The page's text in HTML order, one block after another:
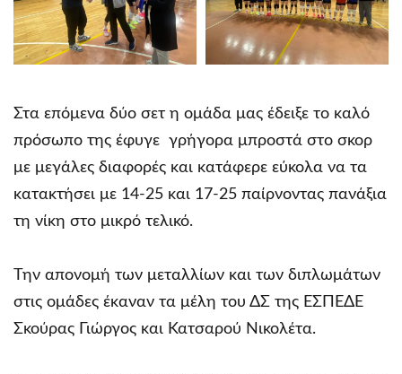
Στα επόμενα δύο σετ η ομάδα μας έδειξε το καλό
πρόσωπο της έφυγε γρήγορα μπροστά στο σκορ
με μεγάλες διαφορές και κατάφερε εύκολα να τα
κατακτήσει με 14-25 και 17-25 παίρνοντας πανάξια
τη νίκη στο μικρό τελικό.
Την απονομή των μεταλλίων και των διπλωμάτων
στις ομάδες έκαναν τα μέλη του ΔΣ της ΕΣΠΕΔΕ
Σκούρας Γιώργος και Κατσαρού Νικολέτα.